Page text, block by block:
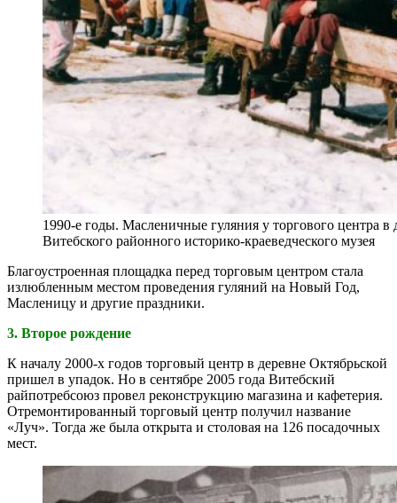
1990-е годы. Масленичные гуляния у торгового центра
Витебского районного историко-краеведческого музея
Благоустроенная площадка перед торговым центром стала
излюбленным местом проведения гуляний на Новый Год,
Масленицу и другие праздники.
3. Второе рождение
К началу 2000-х годов торговый центр в деревне Октябрьской
пришел в упадок. Но в сентябре 2005 года Витебский
райпотребсоюз провел реконструкцию магазина и кафетерия.
Отремонтированный торговый центр получил название
«Луч». Тогда же была открыта и столовая на 126 посадочных
мест.